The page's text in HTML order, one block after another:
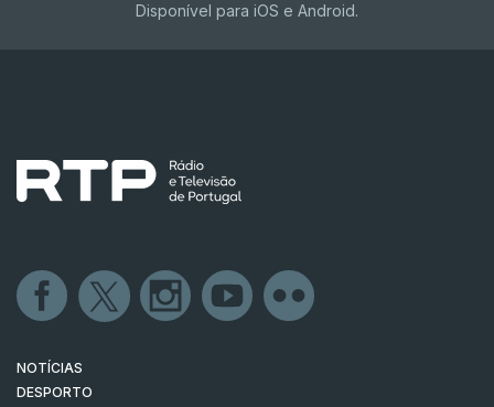
Disponível para iOS e Android.
NOTÍCIAS
DESPORTO